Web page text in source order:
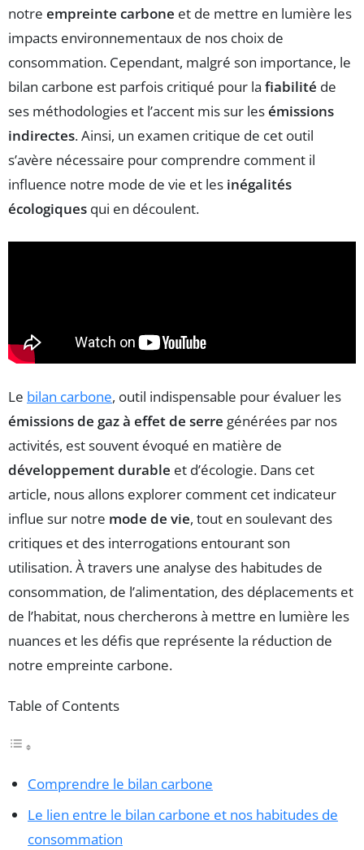
notre empreinte carbone et de mettre en lumière les
impacts environnementaux de nos choix de
consommation. Cependant, malgré son importance, le
bilan carbone est parfois critiqué pour la fiabilité de
ses méthodologies et l’accent mis sur lesémissions
indirectes. Ainsi, un examen critique de cet outil
s’avère nécessaire pour comprendre comment il
influence notre mode de vie et les inégalités
écologiques qui en découlent.
Le bilan carbone, outil indispensable pour évaluer les
émissions de gaz à effet de serre générées par nos
activités, est souvent évoqué en matière de
développement durable et d’écologie. Dans cet
article, nous allons explorer comment cet indicateur
influe sur notre mode de vie, tout en soulevant des
critiques et des interrogations entourant son
utilisation. À travers une analyse des habitudes de
consommation, de l’alimentation, des déplacements et
de l’habitat, nous chercherons à mettre en lumière les
nuances et les défis que représente la réduction de
notre empreinte carbone.
Table of Contents
Comprendre le bilan carbone
Le lien entre le bilan carbone et nos habitudes de
consommation